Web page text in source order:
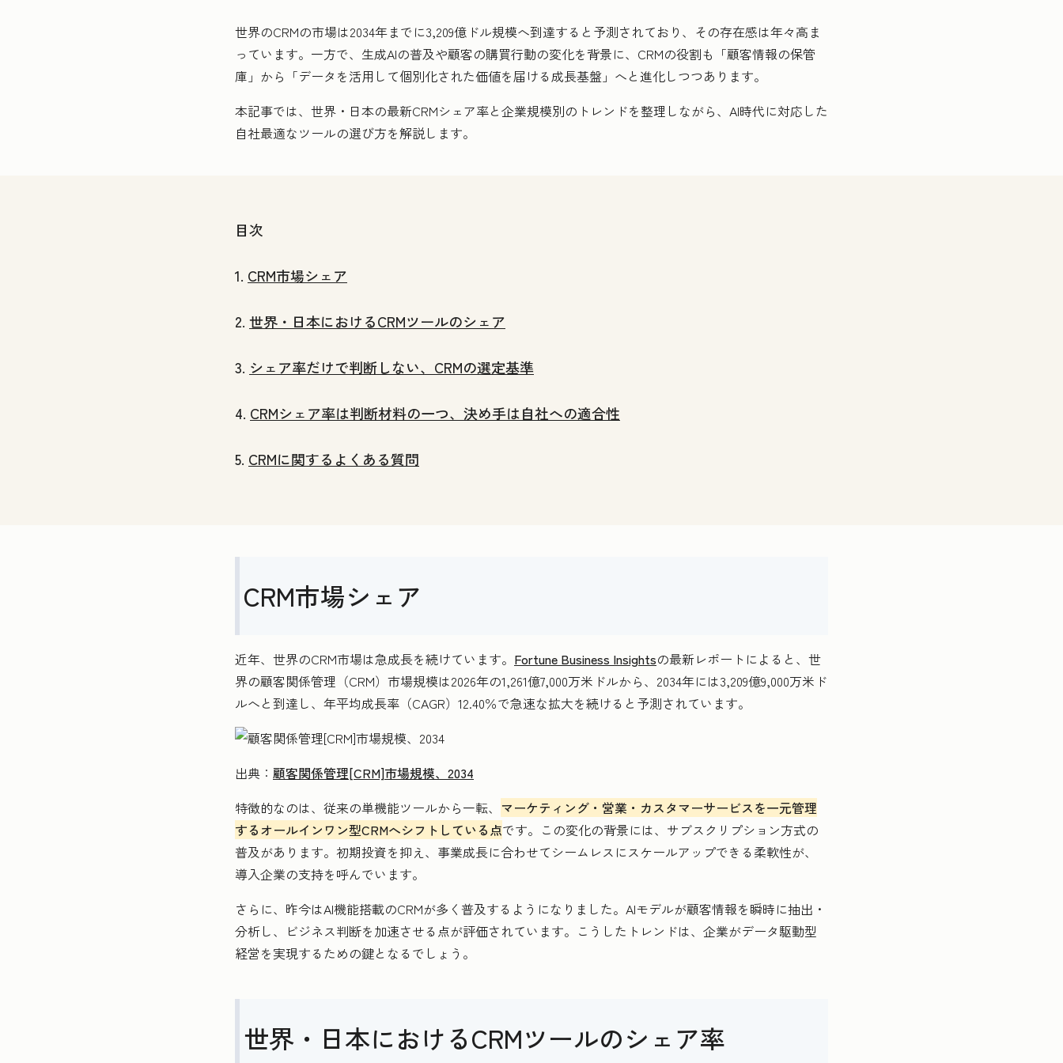
世界のCRMの市場は2034年までに3,209億ドル規模へ到達すると予測されており、その存在感は年々高ま
っています。一方で、生成AIの普及や顧客の購買行動の変化を背景に、CRMの役割も「顧客情報の保管
庫」から「データを活用して個別化された価値を届ける成長基盤」へと進化しつつあります。
本記事では、世界・日本の最新CRMシェア率と企業規模別のトレンドを整理しながら、AI時代に対応した
自社最適なツールの選び方を解説します。
目次
1. CRM市場シェア
2. 世界・日本におけるCRMツールのシェア
3. シェア率だけで判断しない、CRMの選定基準
4. CRMシェア率は判断材料の一つ、決め手は自社への適合性
5. CRMに関するよくある質問
CRM市場シェア
近年、世界のCRM市場は急成長を続けています。 Fortune Business Insightsの最新レポートによると、世
界の顧客関係管理（CRM）市場規模は2026年の1,261億7,000万米ドルから、2034年には3,209億9,000万米ド
ルへと到達し、年平均成長率（CAGR）12.40％で急速な拡大を続けると予測されています。
出典： 顧客関係管理[CRM]市場規模、2034
特徴的なのは、従来の単機能ツールから一転、 マーケティング・営業・カスタマーサービスを一元管理
するオールインワン型CRMへシフトしている点です。この変化の背景には、サブスクリプション方式の
普及があります。初期投資を抑え、事業成長に合わせてシームレスにスケールアップできる柔軟性が、
導入企業の支持を呼んでいます。
さらに、昨今はAI機能搭載のCRMが多く普及するようになりました。AIモデルが顧客情報を瞬時に抽出・
分析し、ビジネス判断を加速させる点が評価されています。こうしたトレンドは、企業がデータ駆動型
経営を実現するための鍵となるでしょう。
世界・日本におけるCRMツールのシェア率